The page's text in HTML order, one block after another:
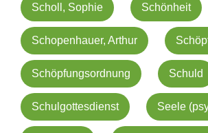
Scholl, Sophie Schönheit
Schopenhauer, Arthur
Schöpfungsordnung Schuld
Schulgottesdienst Seele